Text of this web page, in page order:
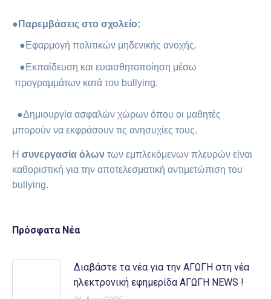
● Παρεμβάσεις στο σχολείο:
●Εφαρμογή πολιτικών μηδενικής ανοχής.
●Εκπαίδευση και ευαισθητοποίηση μέσω
προγραμμάτων κατά του bullying.
●Δημιουργία ασφαλών χώρων όπου οι μαθητές
μπορούν να εκφράσουν τις ανησυχίες τους.
Η συνεργασία όλων των εμπλεκόμενων πλευρών είναι
καθοριστική για την αποτελεσματική αντιμετώπιση του
bullying.
Πρόσφατα Νέα
Διαβάστε τα νέα για την ΑΓΩΓΗ στη νέα
ηλεκτρονική εφημερίδα AΓΩΓΗ NEWS !